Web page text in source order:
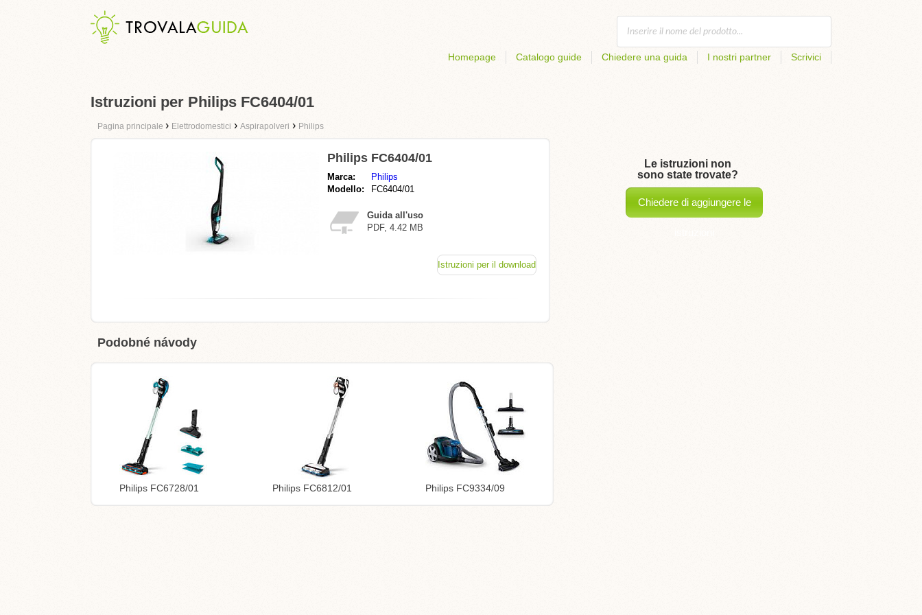
Homepage Catalogo guide Chiedere una guida I nostri partner Scrivici
Istruzioni per Philips FC6404/01
Pagina principale › Elettrodomestici › Aspirapolveri › Philips
Philips FC6404/01
Marca:
Philips
Modello:
FC6404/01
Guida all'uso
PDF, 4.42 MB
Istruzioni per il download
Podobné návody
Philips FC6728/01 Philips FC6812/01 Philips FC9334/09
Le istruzioni non
sono state trovate?
Chiedere di aggiungere le